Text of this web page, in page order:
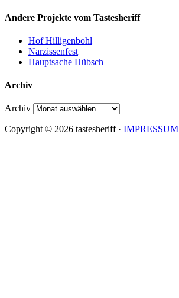
Andere Projekte vom Tastesheriff
Hof Hilligenbohl
Narzissenfest
Hauptsache Hübsch
Archiv
Archiv
Copyright © 2026 tastesheriff · IMPRESSUM